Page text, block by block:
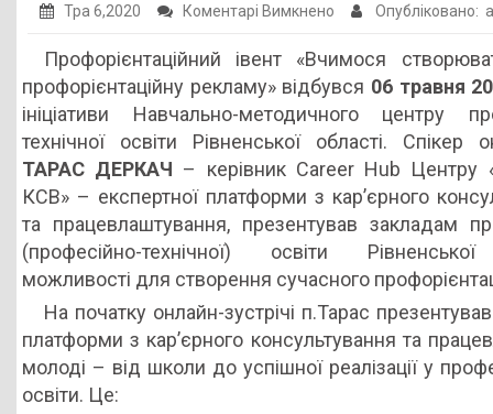
Тра 6,2020 Коментарі Вимкнено до
ІВЕНТ
З
ТАРАСОМ
ДЕРКАЧЕМ
Опубліковано:
Профорієнтаційний івент «Вчимося
профорієнтаційну рекламу» відбувся 06 травня
ініціативи Навчально-методичного центру
технічної освіти Рівненської області. Спікер
ТАРАС ДЕРКАЧ – керівник Career Hub Центру
КСВ» – експертної платформи з кар’єрного
та працевлаштування, презентував закладам
(професійно-технічної) освіти
можливості для створення сучасного
На початку онлайн-зустрічі п.Тарас
платформи з кар’єрного консультування та
молоді – від школи до успішної реалізації у
освіти. Це: